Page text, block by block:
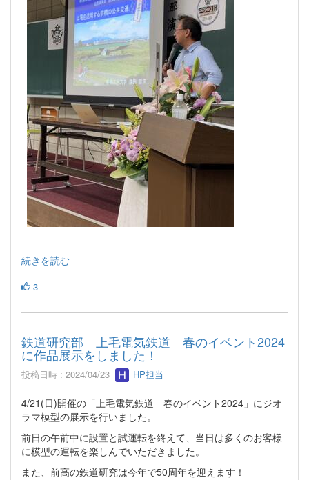
続きを読む
3
鉄道研究部 上毛電気鉄道 春のイベント2024
に作品展示をしました！
投稿日時 : 2024/04/23 HP担当
4/21(日)開催の「上毛電気鉄道 春のイベント2024」にジオ
ラマ模型の展示を行いました。
前日の午前中に設置と試運転を終えて、当日は多くのお客様
に模型の運転を楽しんでいただきました。
また、前高の鉄道研究は今年で50周年を迎えます！